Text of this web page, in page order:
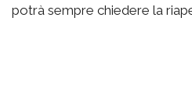
potrà sempre chiedere la